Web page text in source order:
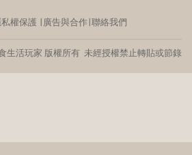
權保護 ∣ 廣告與合作∣聯絡我們
生活玩家 版權所有 未經授權禁止轉貼或節錄